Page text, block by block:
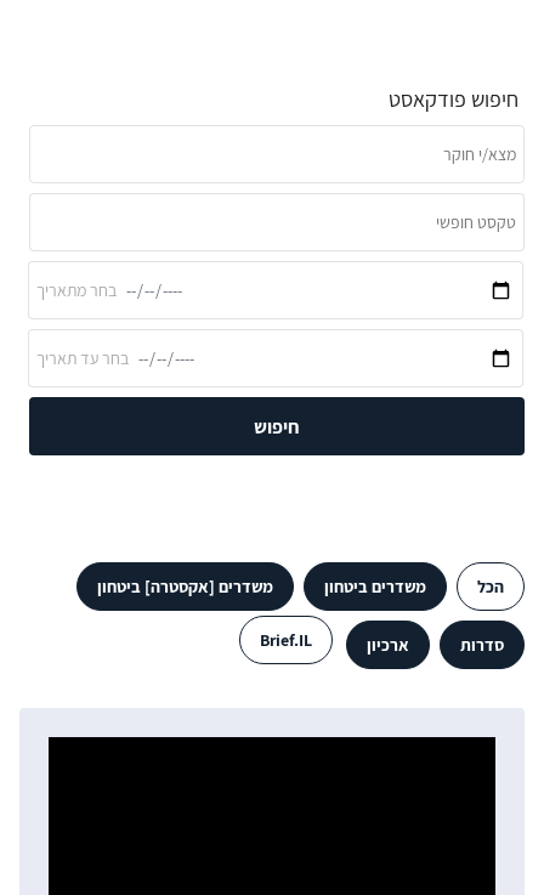
חיפוש פודקאסט
חיפוש
הכל משדרים ביטחון משדרים [אקסטרה] ביטחון
סדרות ארכיון Brief.IL